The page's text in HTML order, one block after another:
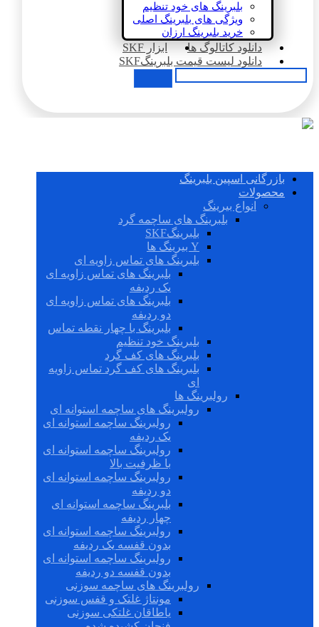
بلبرینگ های خود تنظیم
ویژگی های بلبرینگ اصلی
خرید بلبرینگ ارزان
دانلود کاتالوگ ها
ابزار SKF
دانلود لیست قیمت بلبرینگSKF
بازرگانی اسپین بلبرینگ
محصولات
انواع بیرینگ
بلبرینگ های ساچمه گرد
بلبرینگSKF
Y بیرینگ ها
بلبرینگ های تماس زاویه ای
بلبرینگ های تماس زاویه ای
یک ردیفه
بلبرینگ های تماس زاویه ای
دو ردیفه
بلبرینگ با چهار نقطه تماس
بلبرینگ خود تنظیم
بلبرینگ های کف گرد
بلبرینگ های کف گرد تماس زاویه
ای
رولبرینگ ها
رولبرینگ های ساچمه استوانه ای
رولبرینگ ساچمه استوانه ای
یک ردیفه
رولبرینگ ساچمه استوانه ای
با ظرفیت بالا
رولبرینگ ساچمه استوانه ای
دو ردیفه
بلبرینگ ساچمه استوانه ای
چهار ردیفه
رولبرینگ ساچمه استوانه ای
بدون قفسه یک ردیفه
رولبرینگ ساچمه استوانه ای
بدون قفسه دو ردیفه
رولبرینگ های ساچمه سوزنی
مونتاژ غلتک و قفس سوزنی
یاطاقان غلتکی سوزنی